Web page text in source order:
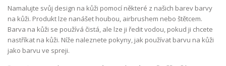
Namalujte svůj design na kůži pomocí některé z našich barev barvy
na kůži. Produkt lze nanášet houbou, airbrushem nebo štětcem.
Barva na kůži se používá čistá, ale lze ji ředit vodou, pokud ji chcete
nastříkat na kůži. Níže naleznete pokyny, jak používat barvu na kůži
jako barvu ve spreji.